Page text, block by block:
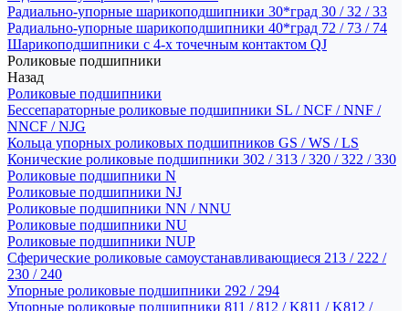
Радиально-упорные шарикоподшипники 30*град 30 / 32 / 33
Радиально-упорные шарикоподшипники 40*град 72 / 73 / 74
Шарикоподшипники с 4-х точечным контактом QJ
Роликовые подшипники
Назад
Роликовые подшипники
Бессепараторные роликовые подшипники SL / NCF / NNF /
NNCF / NJG
Кольца упорных роликовых подшипников GS / WS / LS
Конические роликовые подшипники 302 / 313 / 320 / 322 / 330
Роликовые подшипники N
Роликовые подшипники NJ
Роликовые подшипники NN / NNU
Роликовые подшипники NU
Роликовые подшипники NUP
Сферические роликовые самоустанавливающиеся 213 / 222 /
230 / 240
Упорные роликовые подшипники 292 / 294
Упорные роликовые подшипники 811 / 812 / K811 / K812 /